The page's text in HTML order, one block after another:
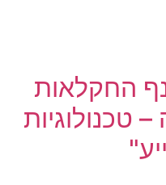
החקלאות
טכנולוגיות